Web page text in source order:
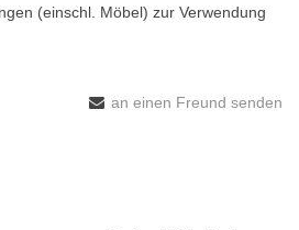
(einschl. Möbel) zur Verwendung
an einen Freund senden